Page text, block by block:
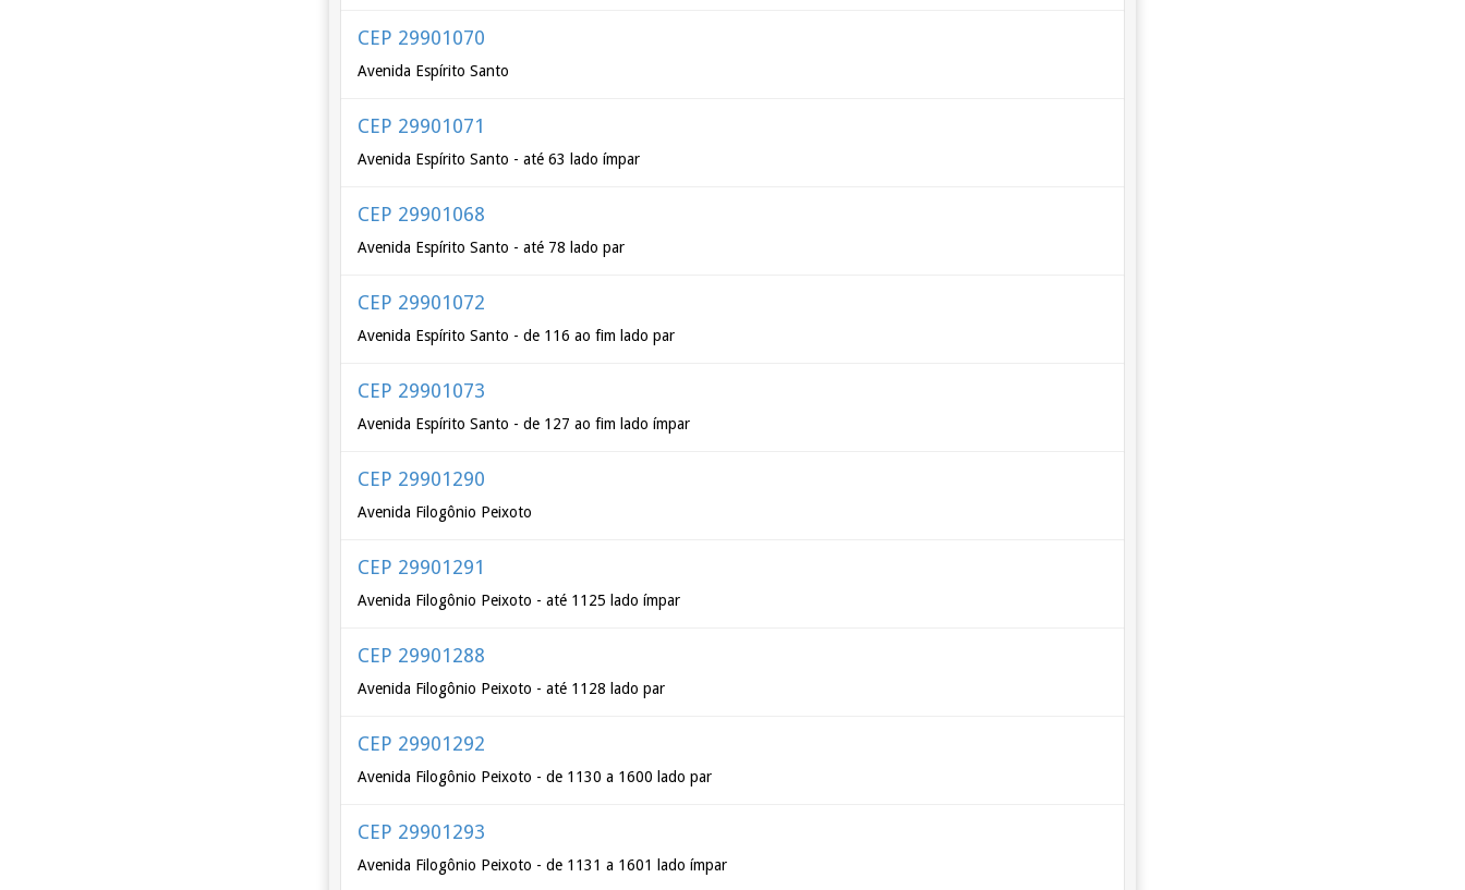
CEP 29901070
Avenida Espírito Santo
CEP 29901071
Avenida Espírito Santo - até 63 lado ímpar
CEP 29901068
Avenida Espírito Santo - até 78 lado par
CEP 29901072
Avenida Espírito Santo - de 116 ao fim lado par
CEP 29901073
Avenida Espírito Santo - de 127 ao fim lado ímpar
CEP 29901290
Avenida Filogônio Peixoto
CEP 29901291
Avenida Filogônio Peixoto - até 1125 lado ímpar
CEP 29901288
Avenida Filogônio Peixoto - até 1128 lado par
CEP 29901292
Avenida Filogônio Peixoto - de 1130 a 1600 lado par
CEP 29901293
Avenida Filogônio Peixoto - de 1131 a 1601 lado ímpar